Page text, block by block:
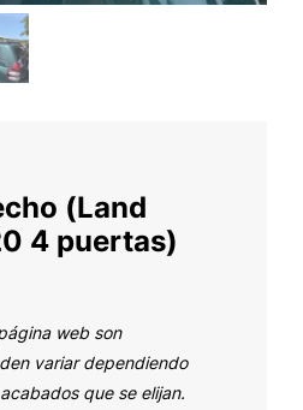
(Land
4 puertas)
web son
variar dependiendo
que se elijan.